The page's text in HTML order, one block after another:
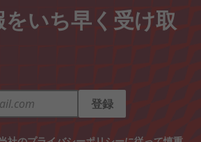
いち早く受け取
登録